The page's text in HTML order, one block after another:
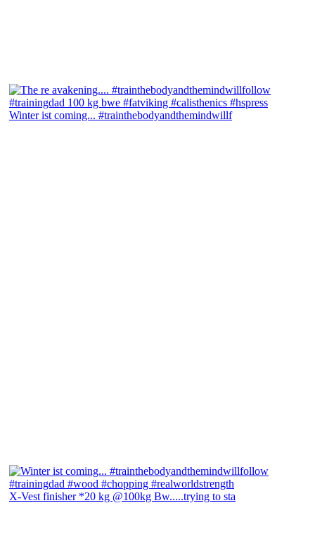
Winter ist coming... #trainthebodyandthemindwillf
X-Vest finisher *20 kg @100kg Bw.....trying to sta